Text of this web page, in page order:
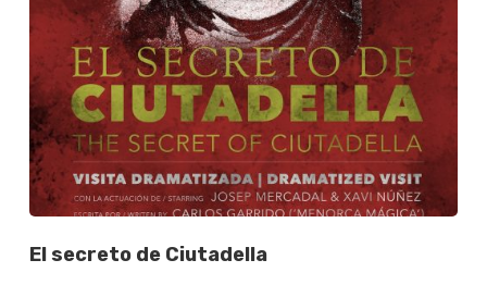
El secreto de Ciutadella